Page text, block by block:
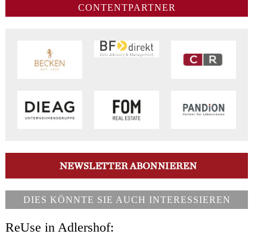
CONTENTPARTNER
DIES KÖNNTE SIE AUCH INTERESSIEREN
ReUse in Adlershof: